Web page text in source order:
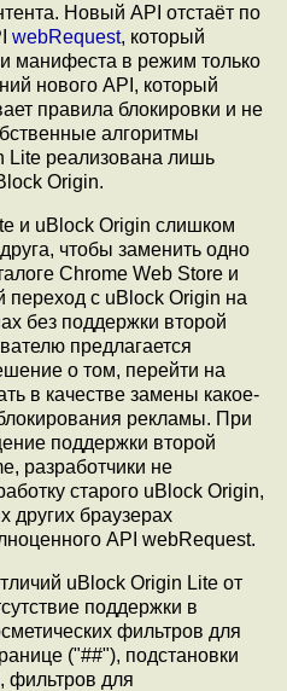
Новый API отстаёт по
webRequest, который
манифеста в режим только
нового API, который
правила блокировки и не
алгоритмы
Lite реализована лишь
Origin.
и uBlock Origin слишком
чтобы заменить одно
Chrome Web Store и
переход с uBlock Origin на
без поддержки второй
предлагается
о том, перейти на
в качестве замены какое-
рекламы. При
поддержки второй
разработчики не
старого uBlock Origin,
других браузерах
API webRequest.
uBlock Origin Lite от
поддержки в
фильтров для
("##"), подстановки
фильтров для